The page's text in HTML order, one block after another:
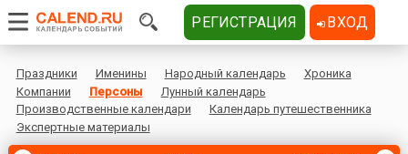
Праздники Именины Народный календарь
Хроника
Компании
Персоны
Лунный календарь
Производственные календари
Календарь путешественника
Экспертные материалы
РЕГИСТРАЦИЯ ВХОД